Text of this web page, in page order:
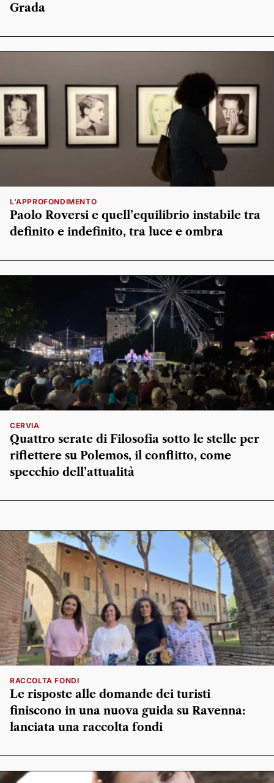
Grada
L'APPROFONDIMENTO
Paolo Roversi e quell’equilibrio instabile tra
definito e indefinito, tra luce e ombra
CERVIA
Quattro serate di Filosofia sotto le stelle per
riflettere su Polemos, il conflitto, come
specchio dell’attualità
RACCOLTA FONDI
Le risposte alle domande dei turisti
finiscono in una nuova guida su Ravenna:
lanciata una raccolta fondi